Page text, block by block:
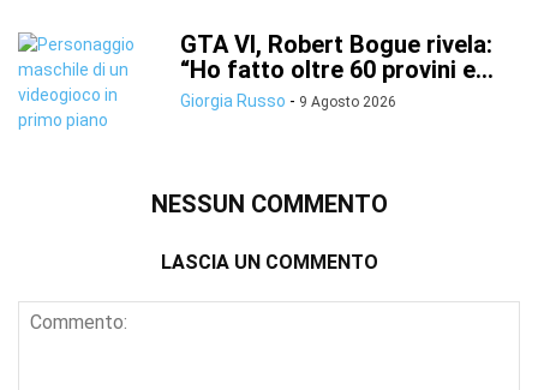
GTA VI, Robert Bogue rivela:
“Ho fatto oltre 60 provini e...
Giorgia Russo - 9 Agosto 2026
NESSUN COMMENTO
LASCIA UN COMMENTO